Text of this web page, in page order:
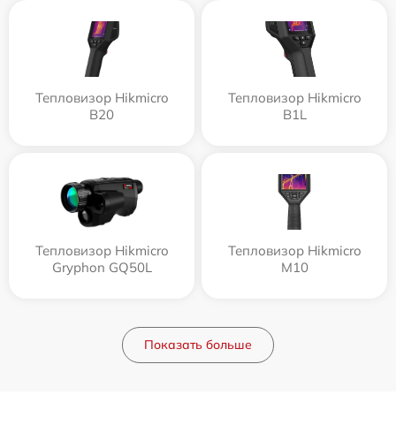
Тепловизор Hikmicro
B20
Тепловизор Hikmicro
B1L
Тепловизор Hikmicro
Gryphon GQ50L
Тепловизор Hikmicro
M10
Показать больше